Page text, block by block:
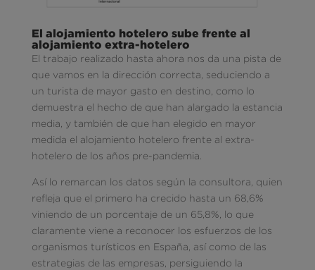
El alojamiento hotelero sube frente al
alojamiento extra-hotelero
El trabajo realizado hasta ahora nos da una pista de
que vamos en la dirección correcta, seduciendo a
un turista de mayor gasto en destino, como lo
demuestra el hecho de que han alargado la estancia
media, y también de que han elegido en mayor
medida el alojamiento hotelero frente al extra-
hotelero de los años pre-pandemia.
Así lo remarcan los datos según la consultora, quien
refleja que el primero ha crecido hasta un 68,6%
viniendo de un porcentaje de un 65,8%, lo que
claramente viene a reconocer los esfuerzos de los
organismos turísticos en España, así como de las
estrategias de las empresas, persiguiendo la